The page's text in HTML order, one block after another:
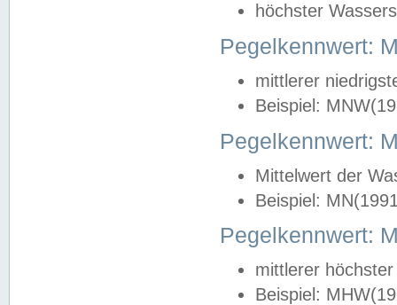
höchster
Pegelkennwert:
mittlerer
Beispiel:
Pegelkennwert:
Mittelwert der
Beispiel:
Pegelkennwert:
mittlerer
Beispiel: